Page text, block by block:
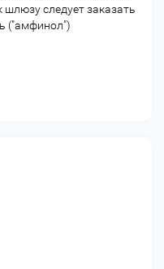
шлюзу следует заказать
("амфинол")